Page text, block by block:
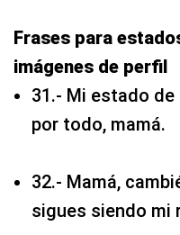
Frases para
imágenes de perfil
31.- Mi estado
por todo, mamá.
32.- Mamá,
sigues siendo mi